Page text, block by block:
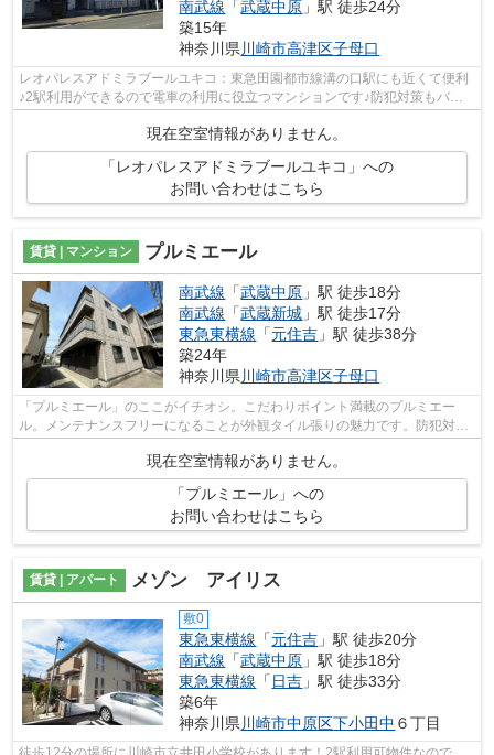
南武線 「武蔵中原 」駅 徒歩24分
築15年
神奈川県 川崎市高津区子母口
レオパレスアドミラブールユキコ：東急田園都市線溝の口駅にも近くて便利
♪2駅利用ができるので電車の利用に役立つマンションです♪防犯対策もバッ
チリなマンションタイプの物件です♪バ...
現在空室情報がありません。
「レオパレスアドミラブールユキコ」への
お問い合わせはこちら
賃貸 | マンション プルミエール
南武線 「武蔵中原 」駅 徒歩18分
南武線 「武蔵新城 」駅 徒歩17分
東急東横線 「元住吉 」駅 徒歩38分
築24年
神奈川県 川崎市高津区子母口
「プルミエール」のここがイチオシ。こだわりポイント満載のプルミエー
ル。メンテナンスフリーになることが外観タイル張りの魅力です。防犯対策
もバッチリなマンションタイプの物件で...
現在空室情報がありません。
「プルミエール」への
お問い合わせはこちら
賃貸 | アパート メゾン アイリス
敷0
東急東横線 「元住吉 」駅 徒歩20分
南武線 「武蔵中原 」駅 徒歩18分
東急東横線 「 日吉 」駅 徒歩33分
築6年
神奈川県 川崎市中原区下小田中 ６丁目